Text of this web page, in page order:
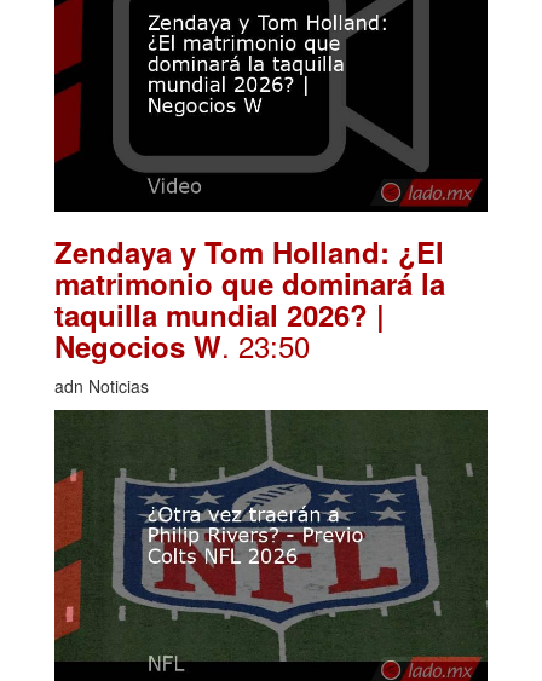
Zendaya y Tom Holland: ¿El
matrimonio que dominará la
taquilla mundial 2026? |
Negocios W. 23:50
adn Noticias